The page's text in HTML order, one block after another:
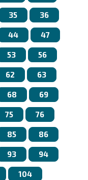
35 36
44 47
53 56
62 63
68 69
75 76
85 86
93 94
104